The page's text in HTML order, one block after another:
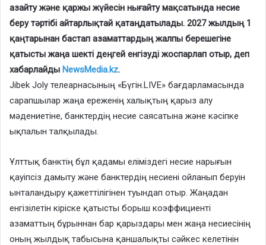
азайту және қаржы жүйесін нығайту мақсатында несие
беру тәртібі айтарлықтай қатаңдатылады. 2027 жылдың 1
қаңтарынан бастап азаматтардың жалпы берешегіне
қатысты жаңа шекті деңгей енгізуді жоспарлап отыр, деп
хабарлайды NewsMedia.kz.
Jibek Joly телеарнасының «Бүгін.LIVE» бағдарламасында
сарапшылар жаңа ереженің халықтың қарыз алу
мәдениетіне, банктердің несие саясатына және кәсіпке
ықпалын талқылады.
Ұлттық банктің бұл қадамы еліміздегі несие нарығын
қауіпсіз дамыту және банктердің несиені ойланып беруін
ынталандыру қажеттілігінен туындап отыр. Жаңадан
енгізілетін кіріске қатысты борыш коэффициенті
азаматтың бұрыннан бар қарыздары мен жаңа несиесінің
оның жылдық табысына қаншалықты сәйкес келетінін